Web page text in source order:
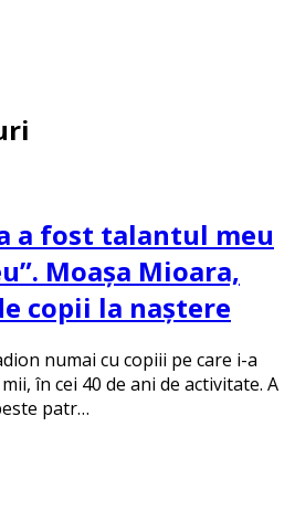
a fost talantul meu
Moașa Mioara,
copii la naștere
numai cu copiii pe care i-a
în cei 40 de ani de activitate. A
patr…